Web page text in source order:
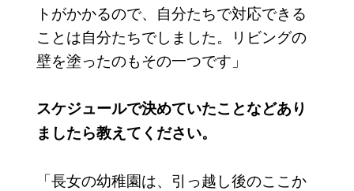
トがかかるので、自分たちで対応できる
ことは自分たちでしました。リビングの
壁を塗ったのもその一つです」
スケジュールで決めていたことなどあり
ましたら教えてください。
「長女の幼稚園は、引っ越し後のここか